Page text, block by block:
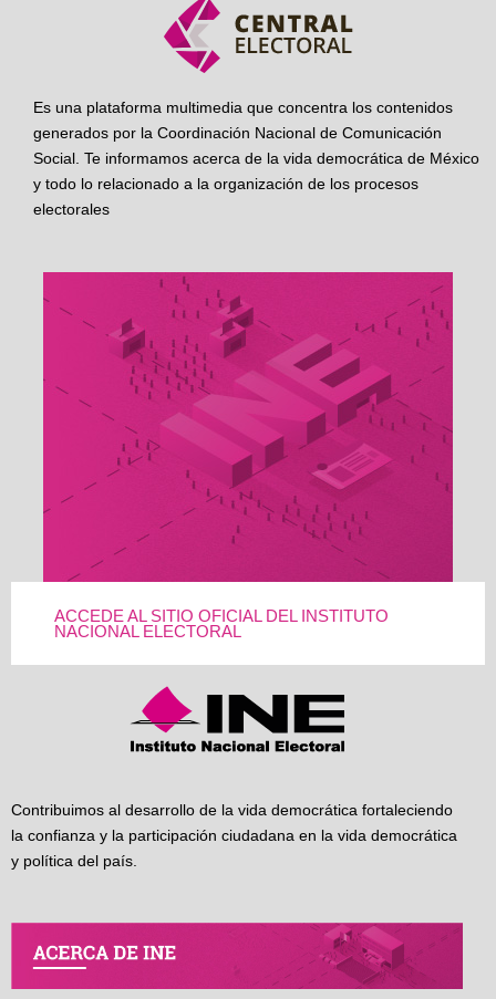
Es una plataforma multimedia que concentra los contenidos
generados por la Coordinación Nacional de Comunicación
Social. Te informamos acerca de la vida democrática de México
y todo lo relacionado a la organización de los procesos
electorales
ACCEDE AL SITIO OFICIAL DEL INSTITUTO
NACIONAL ELECTORAL
Contribuimos al desarrollo de la vida democrática fortaleciendo
la confianza y la participación ciudadana en la vida democrática
y política del país.